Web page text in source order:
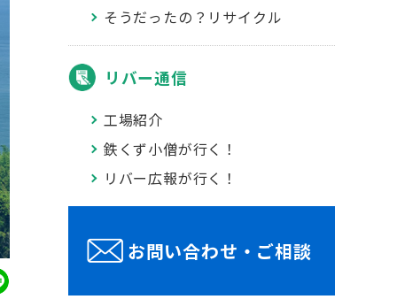
そうだったの？リサイクル
リバー通信
工場紹介
鉄くず小僧が行く！
リバー広報が行く！
お問い合わせ・ご相談